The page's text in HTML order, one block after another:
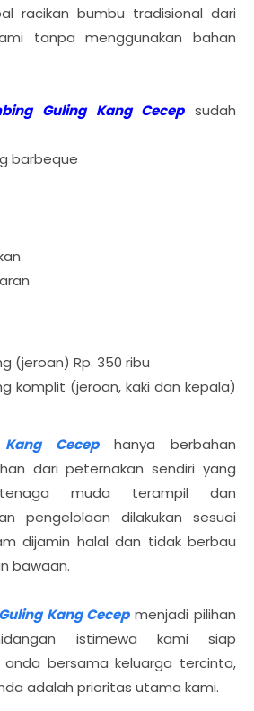
racikan bumbu tradisional dari
tanpa menggunakan bahan
Guling Kang Cecepsudah
barbeque
(jeroan) Rp. 350 ribu
komplit (jeroan, kaki dan kepala)
Cecephanya berbahan
dari peternakan sendiri yang
muda terampil dan
pengelolaan dilakukan sesuai
dijamin halal dan tidak berbau
bawaan.
Kang Cecepmenjadi pilihan
istimewa kami siap
bersama keluarga tercinta,
adalah prioritas utama kami.